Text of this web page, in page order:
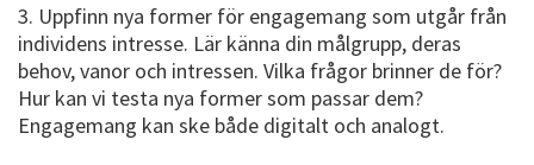
3. Uppfinn nya former för engagemang som utgår från
individens intresse. Lär känna din målgrupp, deras
behov, vanor och intressen. Vilka frågor brinner de för?
Hur kan vi testa nya former som passar dem?
Engagemang kan ske både digitalt och analogt.